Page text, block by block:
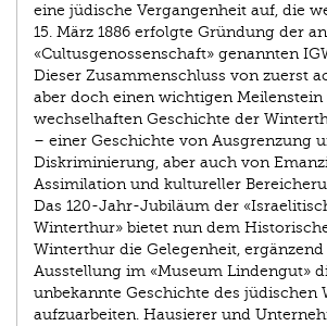
eine jüdische Vergangenheit auf, die
15. März 1886 erfolgte Gründung der
«Cultusgenossenschaft» genannten
Dieser Zusammenschluss von zuerst
aber doch einen wichtigen Meilenstein
wechselhaften Geschichte der
– einer Geschichte von Ausgrenzung
Diskriminierung, aber auch von
Assimilation und kultureller
Das 120-Jahr-Jubiläum der
Winterthur» bietet nun dem
Winterthur die Gelegenheit, ergänzend
Ausstellung im «Museum Lindengut»
unbekannte Geschichte des jüdischen
aufzuarbeiten. Hausierer und